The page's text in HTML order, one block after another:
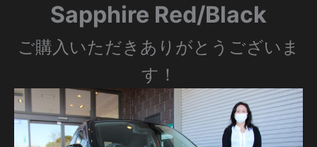
Sapphire Red/Black
ご購入いただきありがとうございま
す！